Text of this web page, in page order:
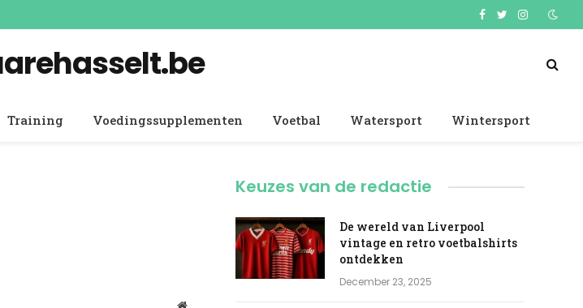
Facebook
TwitterInstagram
Training Voedingssupplementen Voetbal Watersport Wintersport
Website
Keuzes van de redactie
De wereld van Liverpool
vintage en retro voetbalshirts
ontdekken
December 23, 2025